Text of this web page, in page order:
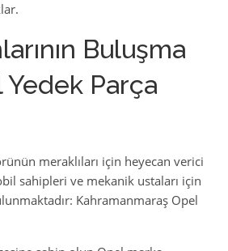
Buluşma
Yedek Parça
meraklıları için heyecan verici
sahipleri ve mekanik ustaları için
Kahramanmaraş Opel